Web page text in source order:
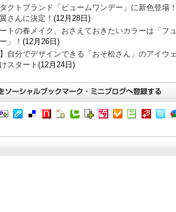
クトブランド「ビュームワンデー」に新色登場
さんに決定！ (12月28日)
トの春メイク、おさえておきたいカラーは「フ
」！ (12月26日)
自分でデザインできる「おそ松さん」のアイウェ
スタート (12月24日)